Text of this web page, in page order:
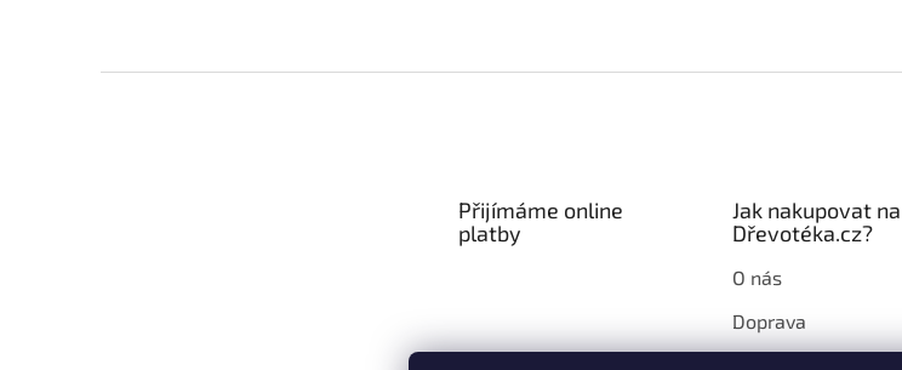
Přijímáme online
platby
Jak nakupovat na
Dřevotéka.cz?
O nás
Doprava